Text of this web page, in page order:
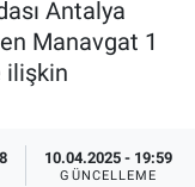
Antalya
Manavgat 1
ilişkin
10.04.2025 - 19:59
GÜNCELLEME